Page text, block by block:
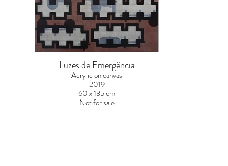
Luzes de Emergência
Acrylic on canvas
2019
60 x 135 cm
Not for sale